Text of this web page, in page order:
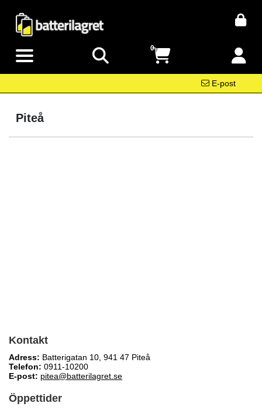
0
E-post
Piteå
Kontakt
Adress: Batterigatan 10, 941 47 Piteå
Telefon: 0911-10200
E-post: pitea@batterilagret.se
Öppettider